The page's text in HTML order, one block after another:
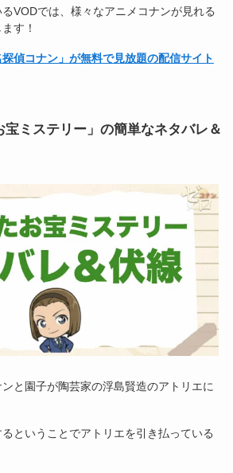
VODでは、様々なアニメコナンが見れる
す！
偵コナン」が無料で見放題の配信サイト
宝ミステリー」の簡単なネタバレ＆
と園子が陶芸家の浮島賢造のアトリエに
ということでアトリエを引き払っている